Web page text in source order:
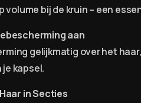
volume bij de kruin – een
aan
gelijkmatig over het
kapsel.
in Secties